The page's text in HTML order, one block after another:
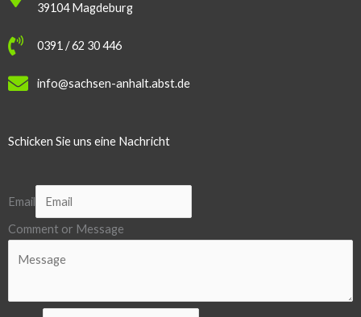
39104 Magdeburg
0391 / 62 30 446
info@sachsen-anhalt.abst.de
Schicken Sie uns eine Nachricht
Email
Comment or Message